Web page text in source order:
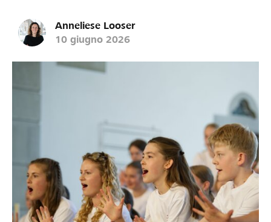
Anneliese Looser
10 giugno 2026